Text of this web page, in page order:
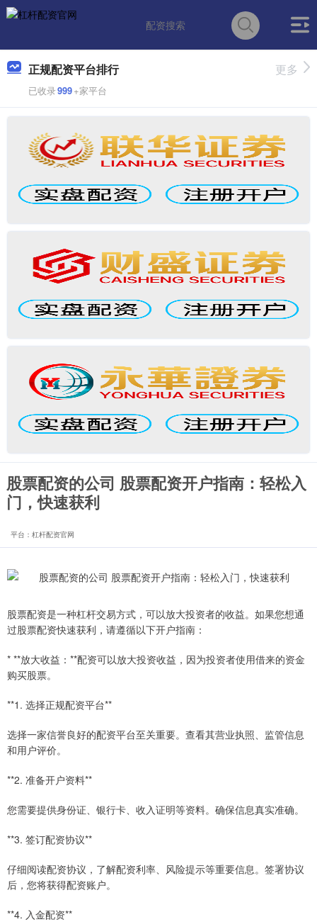
正规配资平台排行
已收录999+家平台
更多
股票配资的公司 股票配资开户指南：轻松入
门，快速获利
平台：杠杆配资官网
股票配资是一种杠杆交易方式，可以放大投资者的收益。如果您想通
过股票配资快速获利，请遵循以下开户指南：
* **放大收益：**配资可以放大投资收益，因为投资者使用借来的资金
购买股票。
**1. 选择正规配资平台**
选择一家信誉良好的配资平台至关重要。查看其营业执照、监管信息
和用户评价。
**2. 准备开户资料**
您需要提供身份证、银行卡、收入证明等资料。确保信息真实准确。
**3. 签订配资协议**
仔细阅读配资协议，了解配资利率、风险提示等重要信息。签署协议
后，您将获得配资账户。
**4. 入金配资**